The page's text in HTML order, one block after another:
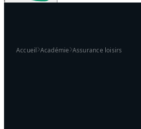
Accueil Académie Assurance loisirs